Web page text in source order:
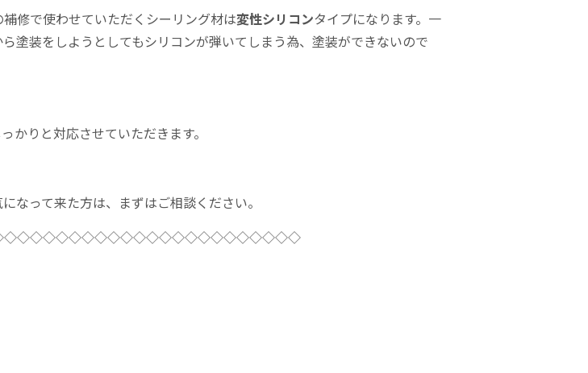
修で使わせていただくシーリング材は変性シリコンタイプになります。一
塗装をしようとしてもシリコンが弾いてしまう為、塗装ができないので
かりと対応させていただきます。
なって来た方は、まずはご相談ください。